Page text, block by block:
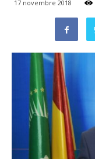
17 novembre 2018